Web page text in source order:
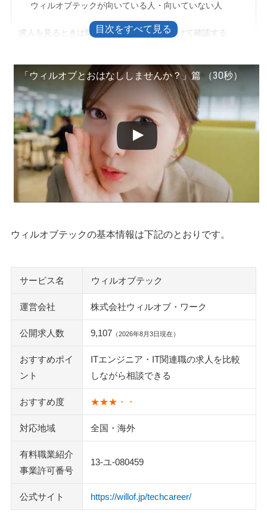
ウィルオブテックが向いている人・向いていない人
求人を見るときは職種・年収・働き方を分けて確認する
ウィルオブテックのよくある質問
ウィルオブテックが「やばい」と言われる理由は？
ウィルオブ・ワークや株式会社ウイルテックとは違う？
未経験でもウィルオブテックは使える？
登録から内定までの流れと期間の目安
利用料金は本当に無料？仕組みと注意点
ログイン・マイページで確認できること
連絡が多い・しつこいと感じたときの対処法
登録を断られることはある？紹介が進まないときの原因
退会・紹介停止の方法と個人情報の扱い
ウィルオブテック以外の転職エージェントも並べて確認する
社内SE転職ナビ
転職ドラフト
メイテックネクスト
転職サイトGreen
ワークポート
マイナビクリエイター
Geekly（ギークリー）
クラウドリンク
執筆者・監修者のmotoについて
「ウィルオブとおはなししませんか？」篇 （30秒）
ウィルオブテックの基本情報は下記のとおりです。
サービス名 ウィルオブテック
運営会社 株式会社ウィルオブ・ワーク
公開求人数 9,107 （2026年8月3日現在）
おすすめポイ
ント
ITエンジニア・IT関連職の求人を比較
しながら相談できる
おすすめ度 ★★★・・
対応地域 全国・海外
有料職業紹介
事業許可番号
13-ユ-080459
公式サイト https://willof.jp/techcareer/